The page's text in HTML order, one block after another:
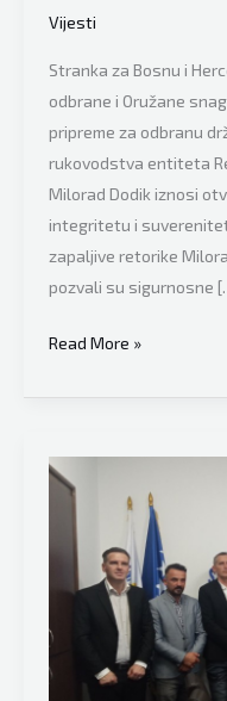
Vijesti
Stranka za Bosnu i
odbrane i Oružane
pripreme za odbranu
rukovodstva entiteta
Milorad Dodik iznosi
integritetu i
zapaljive retorike
pozvali su sigurnosne
Stranka
Bosnu
Hecegovinu
pozvala
snage
da
pripreme
za
Read More »